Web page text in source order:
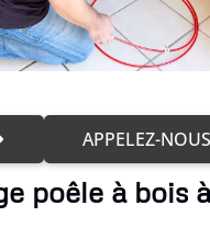
APPELEZ-NOUS
poêle à bois